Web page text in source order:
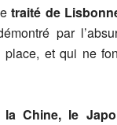
traité de
par
et qui ne
Chine, le